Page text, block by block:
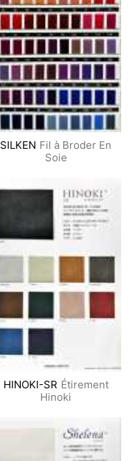
SILKEN Fil à Broder En
Soie
HINOKI-SR Étirement
Hinoki